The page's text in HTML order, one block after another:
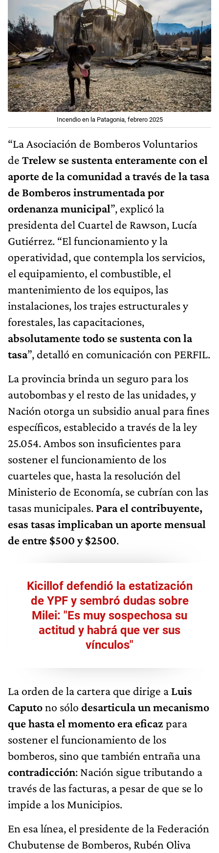
Incendio en la Patagonia, febrero 2025
“La Asociación de Bomberos Voluntarios
de Trelew se sustenta enteramente con el
aporte de la comunidad a través de la tasa
de Bomberos instrumentada por
ordenanza municipal”, explicó la
presidenta del Cuartel de Rawson, Lucía
Gutiérrez. “El funcionamiento y la
operatividad, que contempla los servicios,
el equipamiento, el combustible, el
mantenimiento de los equipos, las
instalaciones, los trajes estructurales y
forestales, las capacitaciones,
absolutamente todo se sustenta con la
tasa”, detalló en comunicación con PERFIL.
La provincia brinda un seguro para los
autobombas y el resto de las unidades, y
Nación otorga un subsidio anual para fines
específicos, establecido a través de la ley
25.054. Ambos son insuficientes para
sostener el funcionamiento de los
cuarteles que, hasta la resolución del
Ministerio de Economía, se cubrían con las
tasas municipales. Para el contribuyente,
esas tasas implicaban un aporte mensual
de entre $500 y $2500.
Kicillof defendió la estatización
de YPF y sembró dudas sobre
Milei: "Es muy sospechosa su
actitud y habrá que ver sus
vínculos"
La orden de la cartera que dirige a Luis
Caputono sólo desarticula un mecanismo
que hasta el momento era eficazpara
sostener el funcionamiento de los
bomberos, sino que también entraña una
contradicción: Nación sigue tributando a
través de las facturas, a pesar de que se lo
impide a los Municipios.
En esa línea, el presidente de la Federación
Chubutense de Bomberos, Rubén Oliva